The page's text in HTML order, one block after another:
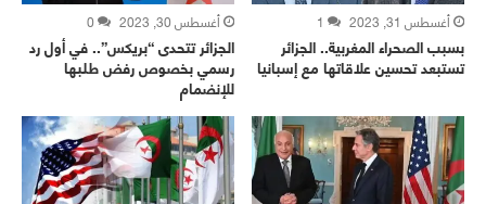
أغسطس 31, 2023 1
بسبب الصحراء المغربية.. الجزائر
تستبعد تحسين علاقاتها مع إسبانيا
أغسطس 30, 2023 0
الجزائر تتحدى “بريكس”.. في أول رد
رسمي بخصوص رفض طلبها
للإنضمام